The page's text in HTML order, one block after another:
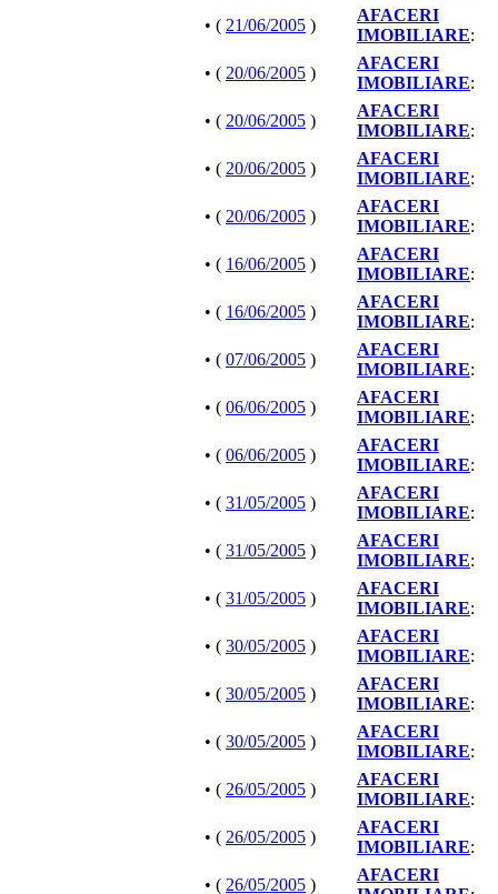
• ( 21/06/2005 )
AFACERI
IMOBILIARE:
• ( 20/06/2005 )
AFACERI
IMOBILIARE:
• ( 20/06/2005 )
AFACERI
IMOBILIARE:
• ( 20/06/2005 )
AFACERI
IMOBILIARE:
• ( 20/06/2005 )
AFACERI
IMOBILIARE:
• ( 16/06/2005 )
AFACERI
IMOBILIARE:
• ( 16/06/2005 )
AFACERI
IMOBILIARE:
• ( 07/06/2005 )
AFACERI
IMOBILIARE:
• ( 06/06/2005 )
AFACERI
IMOBILIARE:
• ( 06/06/2005 )
AFACERI
IMOBILIARE:
• ( 31/05/2005 )
AFACERI
IMOBILIARE:
• ( 31/05/2005 )
AFACERI
IMOBILIARE:
• ( 31/05/2005 )
AFACERI
IMOBILIARE:
• ( 30/05/2005 )
AFACERI
IMOBILIARE:
• ( 30/05/2005 )
AFACERI
IMOBILIARE:
• ( 30/05/2005 )
AFACERI
IMOBILIARE:
• ( 26/05/2005 )
AFACERI
IMOBILIARE:
• ( 26/05/2005 )
AFACERI
IMOBILIARE:
• ( 26/05/2005 )
AFACERI